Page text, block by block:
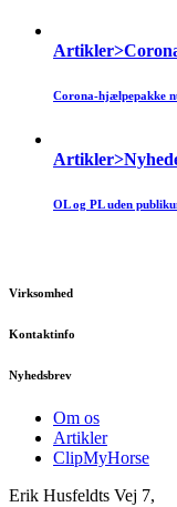
Corona-hjælpepakke
OL og PL uden
Virksomhed
Kontaktinfo
Nyhedsbrev
Om os
Artikler
ClipMyHorse
Erik Husfeldts Vej 7,